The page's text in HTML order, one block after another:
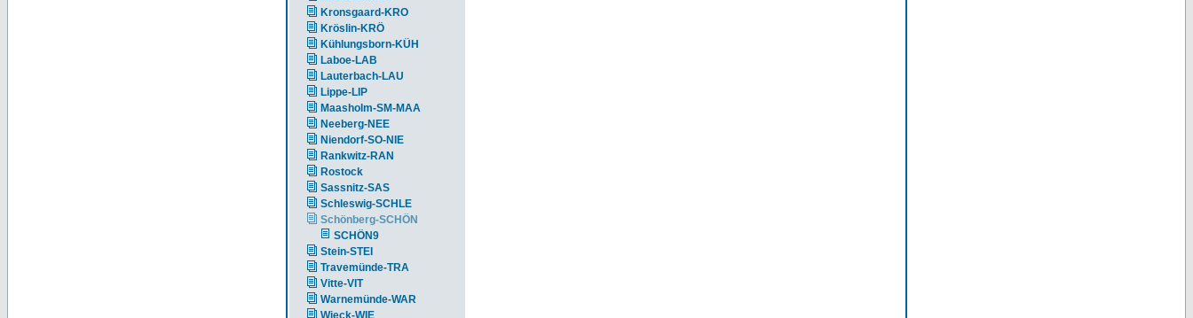
Kronsgaard-KRO
Kröslin-KRÖ
Kühlungsborn-KÜH
Laboe-LAB
Lauterbach-LAU
Lippe-LIP
Maasholm-SM-MAA
Neeberg-NEE
Niendorf-SO-NIE
Rankwitz-RAN
Rostock
Sassnitz-SAS
Schleswig-SCHLE
Schönberg-SCHÖN
SCHÖN9
Stein-STEI
Travemünde-TRA
Vitte-VIT
Warnemünde-WAR
Wieck-WIE